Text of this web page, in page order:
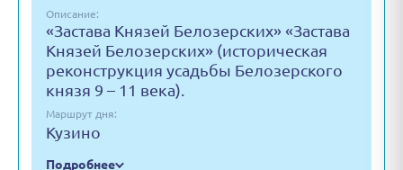
Описание:
«Застава Князей Белозерских» «Застава
Князей Белозерских» (историческая
реконструкция усадьбы Белозерского
князя 9 – 11 века).
Маршрут дня:
Кузино
Подробнее